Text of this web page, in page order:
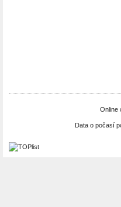
Online
Data o počasí